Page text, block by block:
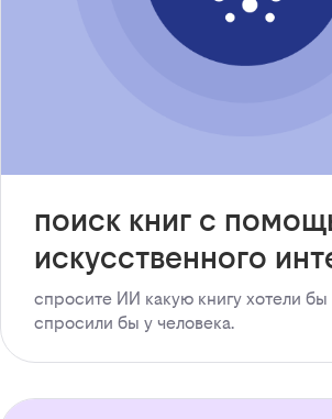
поиск книг с
искусственного
спросите ИИ какую книгу хотели бы
спросили бы у человека.